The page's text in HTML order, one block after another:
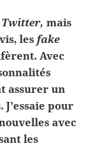
Twitter, mais
les fake
Avec
assurer un
pour
avec
les